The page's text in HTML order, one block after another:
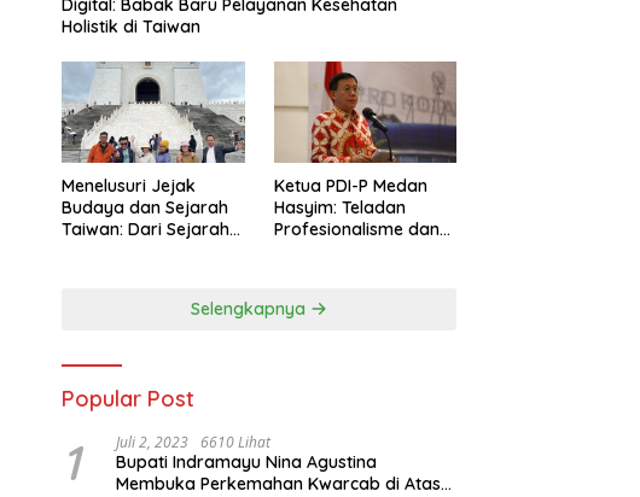
Holistik di Taiwan
Menelusuri Jejak
Budaya dan Sejarah
Taiwan: Dari Sejarah
Sejarah Chiang Kai-
Ketua PDI-P Medan
Hasyim: Teladan
Profesionalisme dan
Selengkapnya
Popular Post
1 Juli 2, 2023 6610 Lihat
Bupati Indramayu Nina Agustina
Membuka Perkemahan Kwarcab di Atas